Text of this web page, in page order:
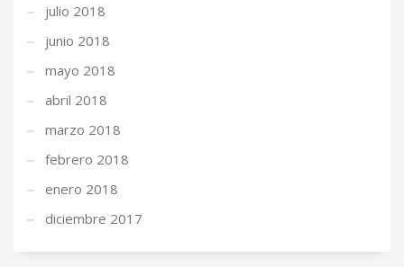
julio 2018
junio 2018
mayo 2018
abril 2018
marzo 2018
febrero 2018
enero 2018
diciembre 2017